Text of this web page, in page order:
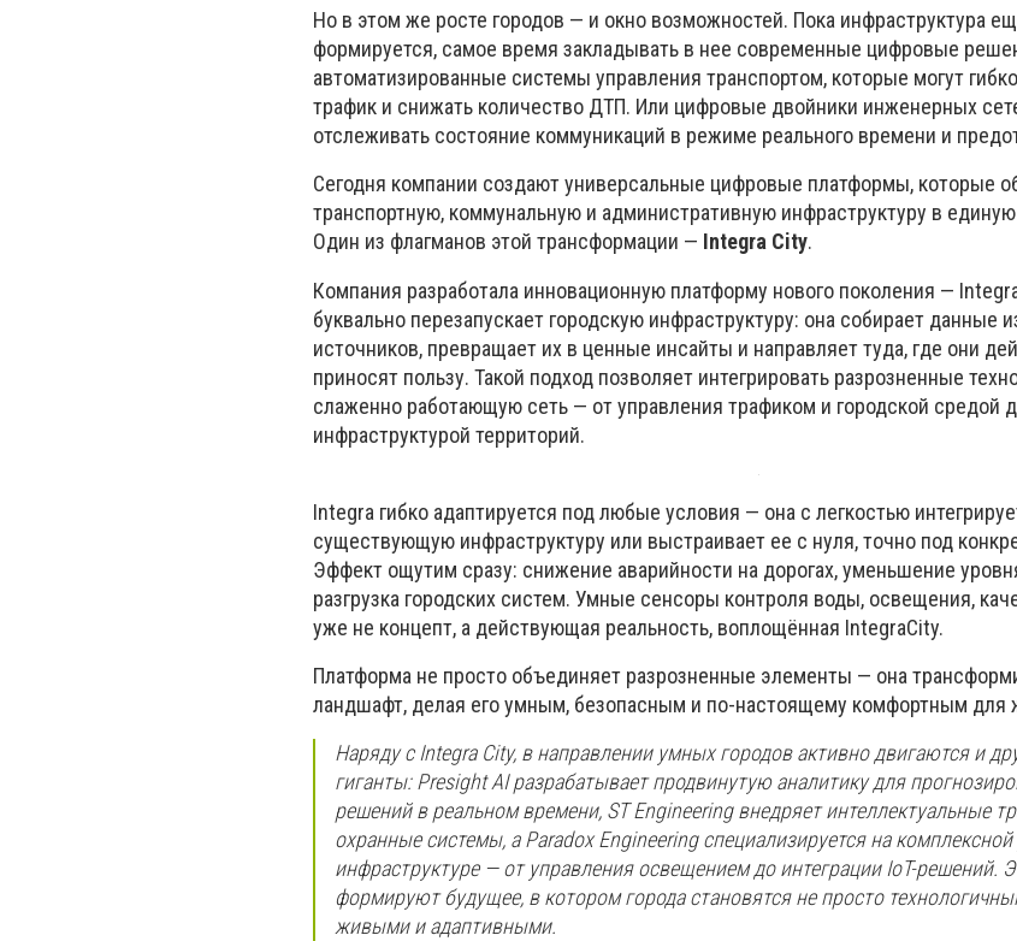
Но в этом же росте городов — и окно возможностей. Пока инфраструктура
формируется, самое время закладывать в нее современные цифровые
автоматизированные системы управления транспортом, которые могут
трафик и снижать количество ДТП. Или цифровые двойники инженерных
отслеживать состояние коммуникаций в режиме реального времени и
Сегодня компании создают универсальные цифровые платформы, которые
транспортную, коммунальную и административную инфраструктуру в
Один из флагманов этой трансформации — Integra City.
Компания разработала инновационную платформу нового поколения —
буквально перезапускает городскую инфраструктуру: она собирает данные
источников, превращает их в ценные инсайты и направляет туда, где они
приносят пользу. Такой подход позволяет интегрировать разрозненные
слаженно работающую сеть — от управления трафиком и городской средой
инфраструктурой территорий.
Integra гибко адаптируется под любые условия — она с легкостью
существующую инфраструктуру или выстраивает ее с нуля, точно под
Эффект ощутим сразу: снижение аварийности на дорогах, уменьшение
разгрузка городских систем. Умные сенсоры контроля воды, освещения,
уже не концепт, а действующая реальность, воплощённая IntegraCity.
Платформа не просто объединяет разрозненные элементы — она
ландшафт, делая его умным, безопасным и по-настоящему комфортным для
Наряду с Integra City, в направлении умных городов активно двигаются и
гиганты: Presight AI разрабатывает продвинутую аналитику для
решений в реальном времени, ST Engineering внедряет интеллектуальные
охранные системы, а Paradox Engineering специализируется на
инфраструктуре — от управления освещением до интеграции IoT-решений.
формируют будущее, в котором города становятся не просто
живыми и адаптивными.